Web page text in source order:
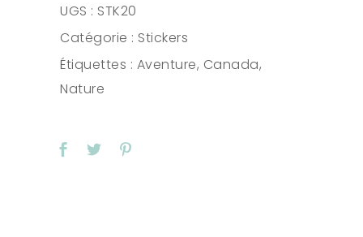
UGS : STK20
Catégorie : Stickers
Étiquettes : Aventure, Canada,
Nature